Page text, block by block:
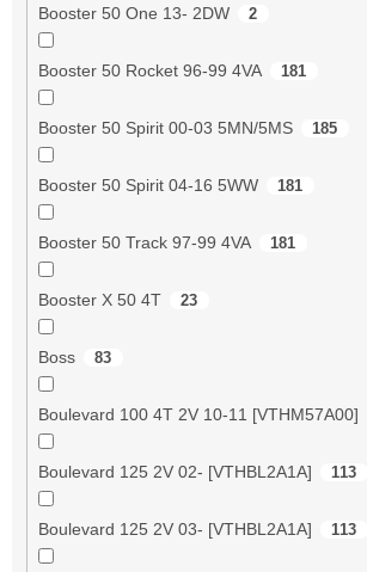
Booster 50 One 13- 2DW 2
Booster 50 Rocket 96-99 4VA 181
Booster 50 Spirit 00-03 5MN/5MS 185
Booster 50 Spirit 04-16 5WW 181
Booster 50 Track 97-99 4VA 181
Booster X 50 4T 23
Boss 83
Boulevard 100 4T 2V 10-11 [VTHM57A00]
Boulevard 125 2V 02- [VTHBL2A1A] 113
Boulevard 125 2V 03- [VTHBL2A1A] 113